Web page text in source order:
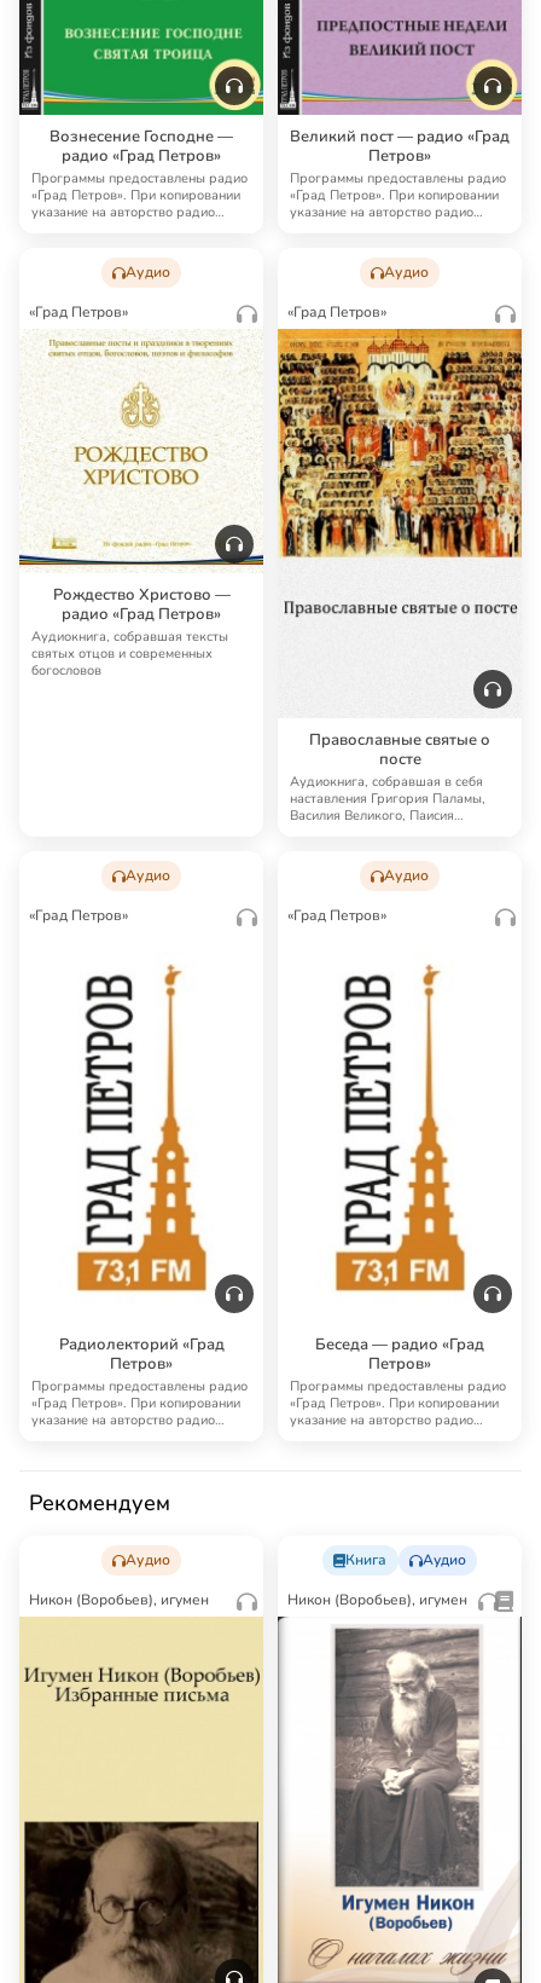
Вознесение Господне —
радио «Град Петров»
Программы предоставлены радио
«Град Петров». При копировании
указание на авторство радио
Великий пост — радио «Град
Петров»
Программы предоставлены радио
«Град Петров». При копировании
указание на авторство радио
Аудио
«Град Петров»
Рождество Христово —
радио «Град Петров»
Аудиокнига, собравшая тексты
святых отцов и современных
богословов
Аудио
«Град Петров»
Православные святые о
посте
Аудиокнига, собравшая в себя
наставления Григория Паламы,
Василия Великого, Паисия
Аудио
«Град Петров»
Радиолекторий «Град
Петров»
Программы предоставлены радио
«Град Петров». При копировании
указание на авторство радио
Аудио
«Град Петров»
Беседа — радио «Град
Петров»
Программы предоставлены радио
«Град Петров». При копировании
указание на авторство радио
Рекомендуем
Аудио
Никон (Воробьев), игумен
Книга Аудио
Никон (Воробьев), игумен